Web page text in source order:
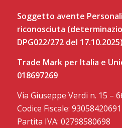
Soggetto avente
riconosciuta
DPG022/272 del 17.10.2025)
Trade Mark per Italia e
018697269
Via Giuseppe Verdi n. 15 –
Codice Fiscale: 93058420691
Partita IVA: 02798580698